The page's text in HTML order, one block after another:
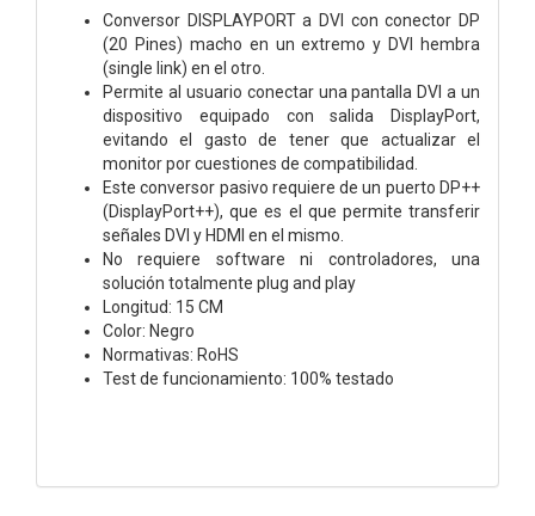
Conversor DISPLAYPORT a DVI con conector DP
(20 Pines) macho en un extremo y DVI hembra
(single link) en el otro.
Permite al usuario conectar una pantalla DVI a un
dispositivo equipado con salida DisplayPort,
evitando el gasto de tener que actualizar el
monitor por cuestiones de compatibilidad.
Este conversor pasivo requiere de un puerto DP++
(DisplayPort++), que es el que permite transferir
señales DVI y HDMI en el mismo.
No requiere software ni controladores, una
solución totalmente plug and play
Longitud: 15 CM
Color: Negro
Normativas: RoHS
Test de funcionamiento: 100% testado